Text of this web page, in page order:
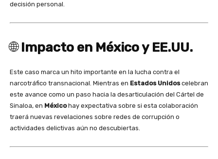
decisión personal.
🌐Impacto en México y EE.UU.
Este caso marca un hito importante en la lucha contra el
narcotráfico transnacional. Mientras en Estados Unidoscelebran
este avance como un paso hacia la desarticulación del Cártel de
Sinaloa, en Méxicohay expectativa sobre si esta colaboración
traerá nuevas revelaciones sobre redes de corrupción o
actividades delictivas aún no descubiertas.